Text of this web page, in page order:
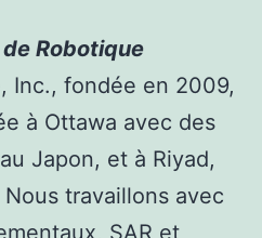
Robotique
Inc., fondée en 2009,
à Ottawa avec des
Japon, et à Riyad,
travaillons avec